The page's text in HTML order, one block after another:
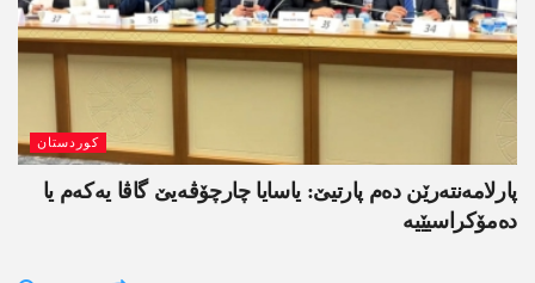
کوردستان
پارلامەنتەرێن دەم پارتیێ: یاسایا چارچۆڤەیێ گاڤا یەکەم یا
دەمۆکراسیێیە